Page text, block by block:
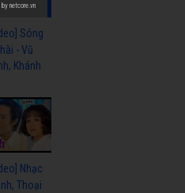
Sóng
- Vũ
Khánh
Nhạc
Thoại
by netcore.vn